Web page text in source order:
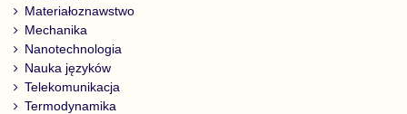
Materiałoznawstwo
Mechanika
Nanotechnologia
Nauka języków
Telekomunikacja
Termodynamika